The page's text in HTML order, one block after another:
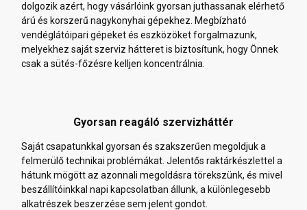
dolgozik azért, hogy vásárlóink gyorsan juthassanak elérhető
árú és korszerű nagykonyhai gépekhez. Megbízható
vendéglátóipari gépeket és eszközöket forgalmazunk,
melyekhez saját szerviz hátteret is biztosítunk, hogy Önnek
csak a sütés-főzésre kelljen koncentrálnia.
Gyorsan reagáló szervizháttér
Saját csapatunkkal gyorsan és szakszerűen megoldjuk a
felmerülő technikai problémákat. Jelentős raktárkészlettel a
hátunk mögött az azonnali megoldásra törekszünk, és mivel
beszállítóinkkal napi kapcsolatban állunk, a különlegesebb
alkatrészek beszerzése sem jelent gondot.